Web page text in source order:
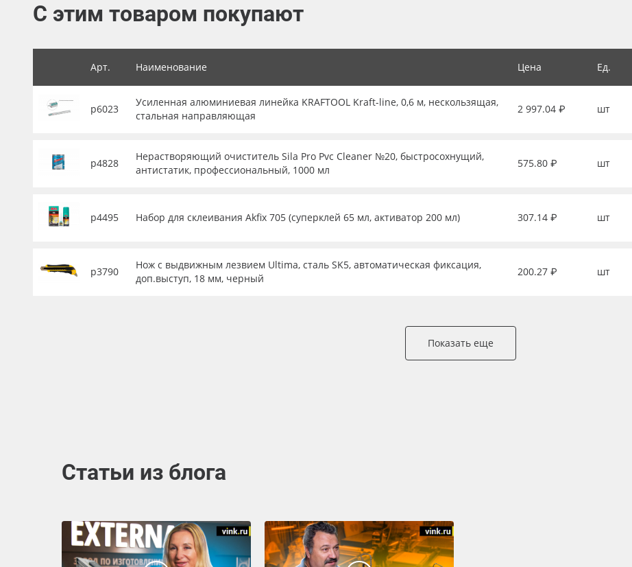
Заготовки для сувениров
С этим товаром покупают
Арт. Наименование Цена Ед.
р6023
Усиленная алюминиевая линейка KRAFTOOL Kraft-line, 0,6 м, нескользящая,
стальная направляющая
2 997.04 ₽ шт
р4828
Нерастворяющий очиститель Sila Pro Pvc Cleaner №20, быстросохнущий,
антистатик, профессиональный, 1000 мл
575.80 ₽ шт
р4495 Набор для склеивания Akfix 705 (суперклей 65 мл, активатор 200 мл) 307.14 ₽ шт
р3790
Нож с выдвижным лезвием Ultima, сталь SK5, автоматическая фиксация,
доп.выступ, 18 мм, черный
200.27 ₽ шт
Показать еще
Статьи из блога